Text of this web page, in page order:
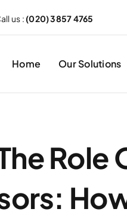
us : (020) 3857 4765
Home Our Solutions
Role